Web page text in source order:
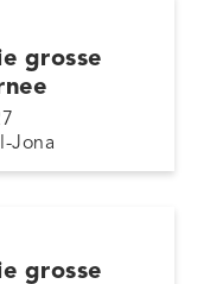
grosse
Jona
grosse